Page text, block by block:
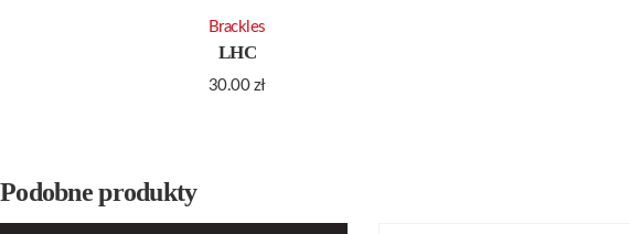
LHC
30.00 zł
Brackles
Podobne produkty